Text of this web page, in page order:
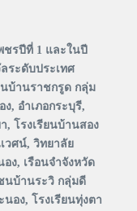
ชรปีที่ 1 และในปี
ระดับประเทศ
บ้านราชกรูด กลุ่ม
, อำเภอกระบุรี,
, โรงเรียนบ้านสอง
วศน์, วิทยาลัย
ง, เรือนจำจังหวัด
บ้านระวิ กลุ่มดี
นอง, โรงเรียนทุ่งตา